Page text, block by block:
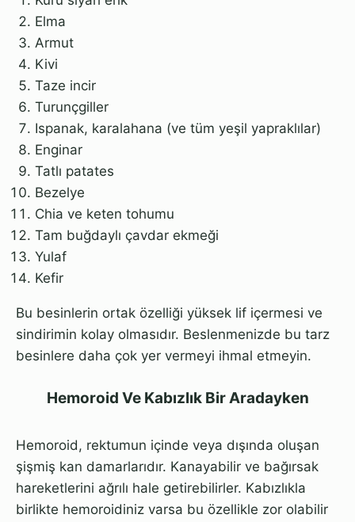
Elma
Armut
Kivi
Taze incir
Turunçgiller
Ispanak, karalahana (ve tüm yeşil yapraklılar)
Enginar
Tatlı patates
Bezelye
Chia ve keten tohumu
Tam buğdaylı çavdar ekmeği
Yulaf
Kefir
Bu besinlerin ortak özelliği yüksek lif içermesi ve
sindirimin kolay olmasıdır. Beslenmenizde bu tarz
besinlere daha çok yer vermeyi ihmal etmeyin.
Hemoroid Ve Kabızlık Bir Aradayken
Hemoroid, rektumun içinde veya dışında oluşan
şişmiş kan damarlarıdır. Kanayabilir ve bağırsak
hareketlerini ağrılı hale getirebilirler. Kabızlıkla
birlikte hemoroidiniz varsa bu özellikle zor olabilir